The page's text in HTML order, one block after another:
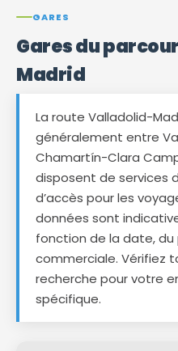
GARES
Gares du
Madrid
La route Valladolid-
généralement entre
Chamartín-Clara
disposent de services
d’accès pour les
données sont
fonction de la date,
commerciale. Vérifiez
recherche pour votre
spécifique.